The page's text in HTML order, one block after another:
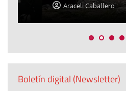
Araceli Caballero
Boletín digital (Newsletter)